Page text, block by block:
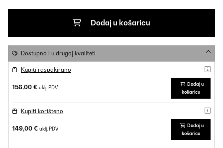
Dodaj u košaricu
Dostupno i u drugoj kvaliteti
Kupiti raspakirano
158,00 € uklj. PDV
Dodaj u
košaricu
Kupiti korišteno
149,00 € uklj. PDV
Dodaj u
košaricu